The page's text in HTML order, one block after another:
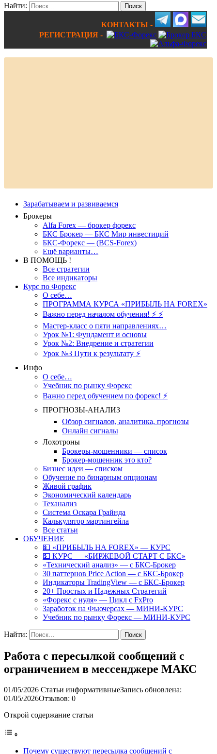
Найти:
КОНТАКТЫ -
РЕГИСТРАЦИЯ -
Зарабатываем и развиваемся
Брокеры
Alfa Forex — брокер форекс
БКС Брокер — БКС Мир инвестиций
БКС-Форекс — (BCS-Forex)
Ещё варианты…
В ПОМОЩЬ !
Все стратегии
Все индикаторы
Курс по Форекс
О себе…
ПРОГРАММА КУРСА «ПРИБЫЛЬ НА FOREX»
Важно перед началом обучения! ⚡ ⚡
Мастер-класс о пяти направлениях…
Урок №1: Фундамент и основы
Урок №2: Внедрение и стратегии
Урок №3 Пути к результату ⚡️
Инфо
О себе…
Учебник по рынку Форекс
Важно перед обучением по форекс! ⚡
ПРОГНОЗЫ-АНАЛИЗ
Обзор сигналов, аналитика, прогнозы
Онлайн сигналы
Лохотроны
Брокеры-мошенники — список
Брокер-мошенник это кто?
Бизнес идеи — списком
Обучение по бинарным опционам
Живой график
Экономический календарь
Теханализ
Система Оскара Грайнда
Калькулятор мартингейла
Все статьи
ОБУЧЕНИЕ
💵 «ПРИБЫЛЬ НА FOREX» — КУРС
💵 КУРС — «БИРЖЕВОЙ СТАРТ С БКС»
«Технический анализ» — с БКС-Брокер
30 паттернов Price Action — с БКС-Брокер
Индикаторы TradingView — с БКС-Брокер
20+ Простых и Надежных Стратегий
«Форекс с нуля» — Цикл с FxPro
Заработок на Фьючерсах — МИНИ-КУРС
Учебник по рынку Форекс — МИНИ-КУРС
Найти:
Работа с пересылкой сообщений с
ограничением в мессенджере МАКС
01/05/2026 Статьи информативныеЗапись обновлена:
01/05/2026Отзывов: 0
Открой содержание статьи
Почему существуют пересылка сообщений с